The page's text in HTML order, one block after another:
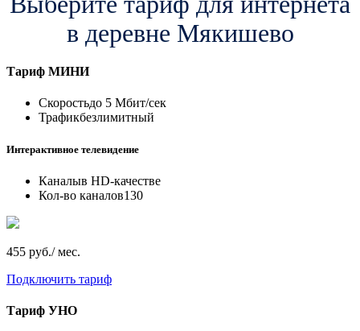
в деревне Мякишево
Тариф МИНИ
Скоростьдо 5 Мбит/сек
Трафикбезлимитный
Интерактивное телевидение
Каналыв HD-качестве
Кол-во каналов130
455 руб./ мес.
Подключить тариф
Тариф УНО